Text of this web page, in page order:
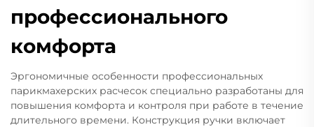
профессионального
комфорта
Эргономичные особенности профессиональных
парикмахерских расчесок специально разработаны для
повышения комфорта и контроля при работе в течение
длительного времени. Конструкция ручки включает